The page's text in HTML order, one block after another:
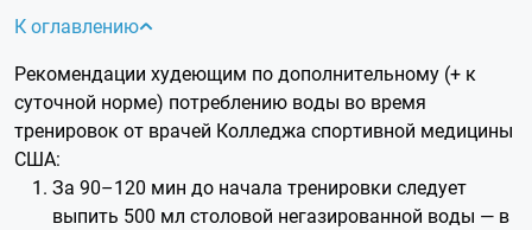
К оглавлению
Рекомендации худеющим по дополнительному (+ к
суточной норме) потреблению воды во время
тренировок от врачей Колледжа спортивной медицины
США:
За 90–120 мин до начала тренировки следует
выпить 500 мл столовой негазированной воды — в